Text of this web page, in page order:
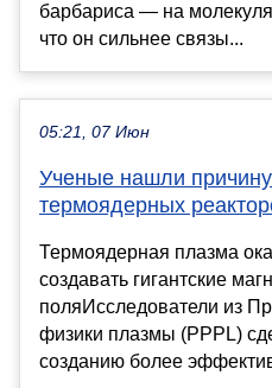
барбариса — на
что он сильнее связы...
05:21, 07 Июн
Ученые нашли причину
термоядерных
Термоядерная плазма
создавать гигантские
поляИсследователи из
физики плазмы (PPPL)
созданию более